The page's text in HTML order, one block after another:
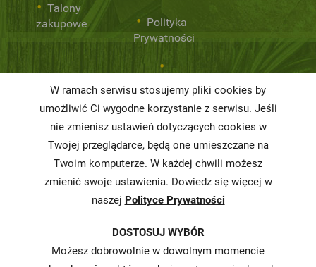
Talony
zakupowe
Polityka
Prywatności
żywności
Informacja o
realizowanej
strategii
podatkowej
Karty
Butelkomaty
W ramach serwisu stosujemy pliki cookies by
umożliwić Ci wygodne korzystanie z serwisu. Jeśli
nie zmienisz ustawień dotyczących cookies w
Twojej przeglądarce, będą one umieszczane na
Twoim komputerze. W każdej chwili możesz
zmienić swoje ustawienia. Dowiedz się więcej w
naszej Polityce Prywatności
DOSTOSUJ WYBÓR
Możesz dobrowolnie w dowolnym momencie